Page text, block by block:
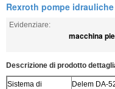
Rexroth pompe idrauliche
Evidenziare:
macchina
Descrizione di prodotto
Sistema di
Delem DA-